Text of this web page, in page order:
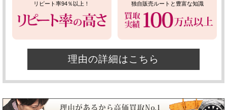
リピート率94％以上！ 独自販売ルートと豊富な知識
理由の詳細はこちら